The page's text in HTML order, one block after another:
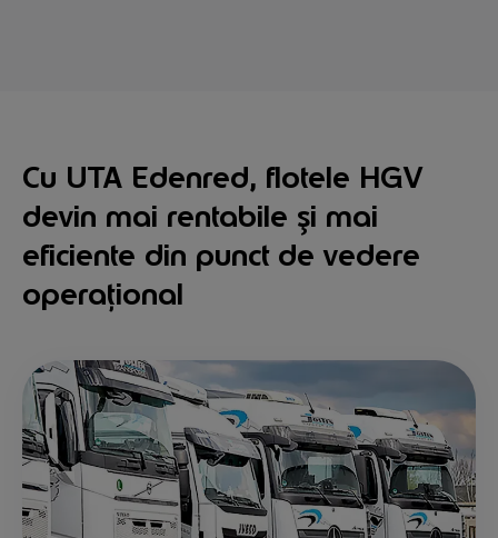
Cu UTA Edenred, flotele HGV
devin mai rentabile și mai
eficiente din punct de vedere
operațional